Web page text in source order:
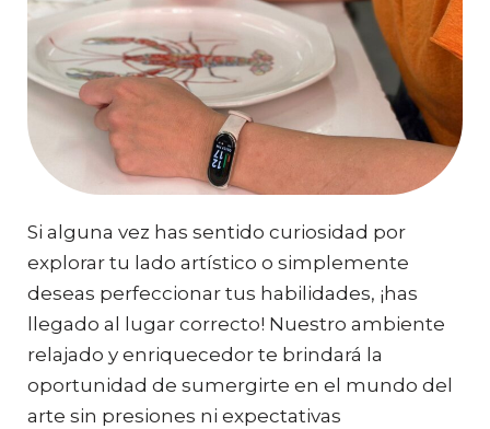
Si alguna vez has sentido curiosidad por
explorar tu lado artístico o simplemente
deseas perfeccionar tus habilidades, ¡has
llegado al lugar correcto! Nuestro ambiente
relajado y enriquecedor te brindará la
oportunidad de sumergirte en el mundo del
arte sin presiones ni expectativas